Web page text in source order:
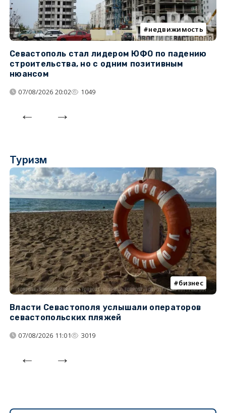
недвижимость
Севастополь стал лидером ЮФО по падению
строительства, но с одним позитивным
нюансом
07/08/2026 20:02 1049
Туризм
бизнес
Власти Севастополя услышали операторов
севастопольских пляжей
07/08/2026 11:01 3019